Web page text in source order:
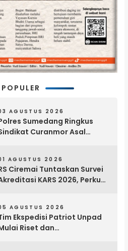
AGUSTUS 2026
Sumedang Ringkus
Curanmor Asal
AGUSTUS 2026
Ciremai Tuntaskan Survei
KARS 2026, Perkuat
AGUSTUS 2026
Ekspedisi Patriot Unpad
Riset dan